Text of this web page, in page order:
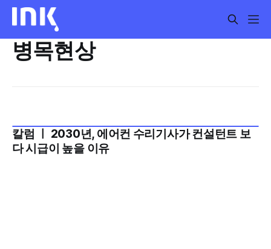
병목현상
2025년 11월 3주
칼럼 ㅣ 2030년, 에어컨 수리기사가 컨설턴트 보
다 시급이 높을 이유